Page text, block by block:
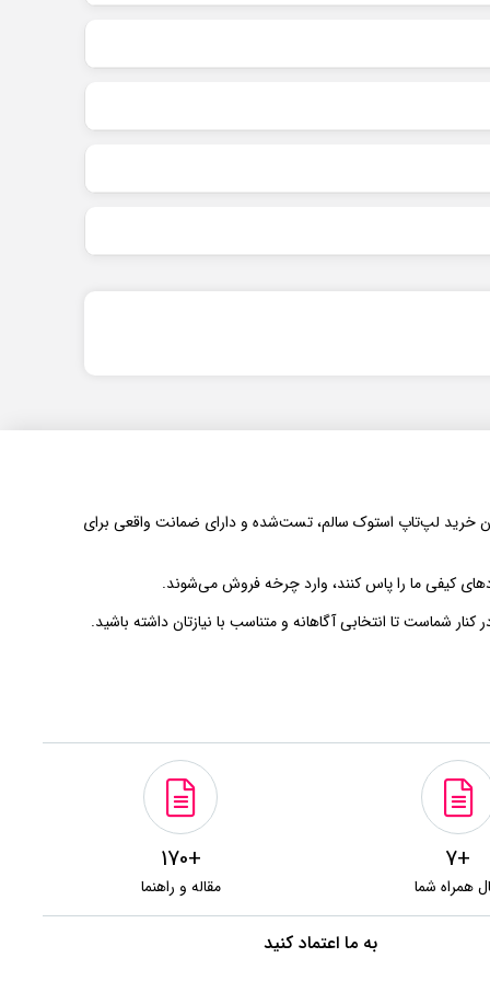
امکان خرید لپ‌تاپ استوک سالم، تست‌شده و دارای ضمانت واقعی برای
کیفی ما را پاس کنند، وارد چرخه فروش می‌شوند.
شماست تا انتخابی آگاهانه و متناسب با نیازتان داشته باشید.
+7
همراه شما
+170
مقاله و راهنما
به ما اعتماد کنید